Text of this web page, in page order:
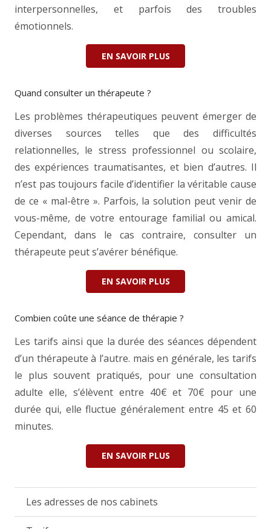
interpersonnelles, et parfois des troubles
émotionnels.
EN SAVOIR PLUS
Quand consulter un thérapeute ?
Les problèmes thérapeutiques peuvent émerger de
diverses sources telles que des difficultés
relationnelles, le stress professionnel ou scolaire,
des expériences traumatisantes, et bien d’autres. Il
n’est pas toujours facile d’identifier la véritable cause
de ce « mal-être ». Parfois, la solution peut venir de
vous-même, de votre entourage familial ou amical.
Cependant, dans le cas contraire, consulter un
thérapeute peut s’avérer bénéfique.
EN SAVOIR PLUS
Combien coûte une séance de thérapie ?
Les tarifs ainsi que la durée des séances dépendent
d’un thérapeute à l’autre. mais en générale, les tarifs
le plus souvent pratiqués, pour une consultation
adulte elle, s’élèvent entre 40€ et 70€ pour une
durée qui, elle fluctue généralement entre 45 et 60
minutes.
EN SAVOIR PLUS
Les adresses de nos cabinets